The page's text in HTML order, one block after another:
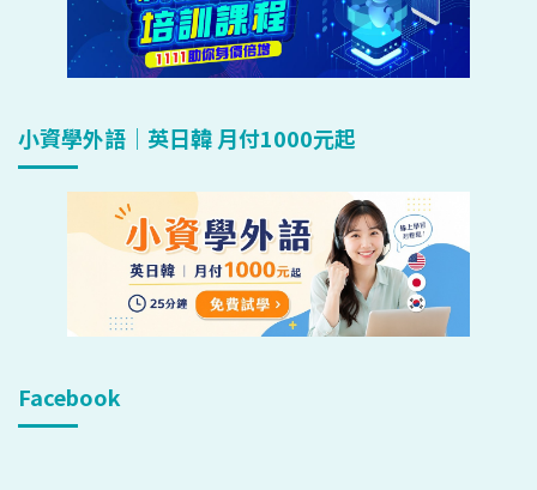
小資學外語｜英日韓 月付1000元起
Facebook